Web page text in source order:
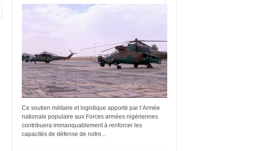
Ce soutien militaire et logistique apporté par l’Armée
nationale populaire aux Forces armées nigériennes
contribuera immanquablement à renforcer les
capacités de défense de notre...